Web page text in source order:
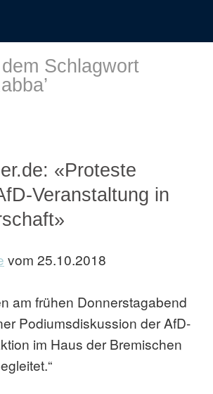
Schlagwort
’
«Proteste
Veranstaltung in
vom 25.10.2018
am frühen Donnerstagabend
Podiumsdiskussion der AfD-
im Haus der Bremischen